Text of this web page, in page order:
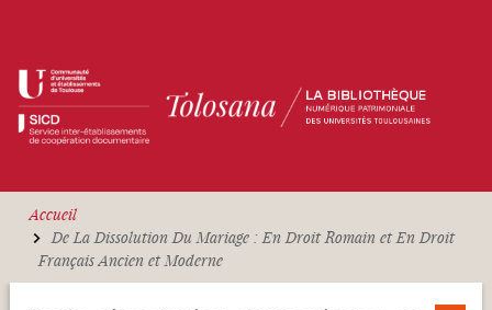
Accueil
De La Dissolution Du Mariage : En Droit Romain et En Droit
Français Ancien et Moderne